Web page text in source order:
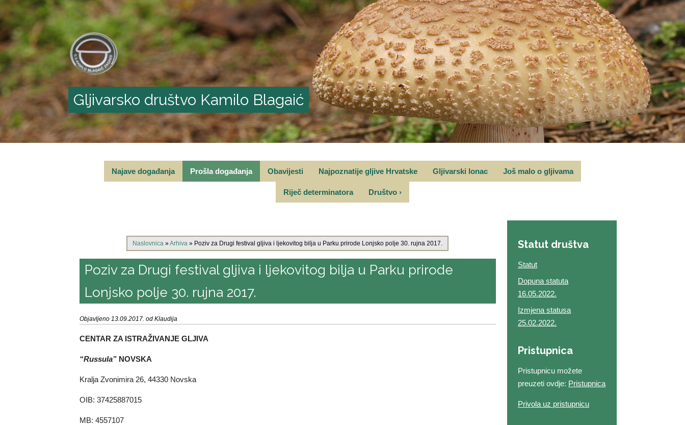
Gljivarsko društvo Kamilo Blagaić
Najave događanja Prošla događanja Obavijesti Najpoznatije gljive Hrvatske Gljivarski lonac Još malo o gljivama
Riječ determinatora Društvo ›
Naslovnica »Arhiva » Poziv za Drugi festival gljiva i ljekovitog bilja u Parku prirode Lonjsko polje 30. rujna 2017.
Poziv za Drugi festival gljiva i ljekovitog bilja u Parku prirode
Lonjsko polje 30. rujna 2017.
Objavljeno 13.09.2017. od Klaudija
CENTAR ZA ISTRAŽIVANJE GLJIVA
“Russula” NOVSKA
Kralja Zvonimira 26, 44330 Novska
OIB: 37425887015
MB: 4557107
Statut društva
Statut
Dopuna statuta
16.05.2022.
Izmjena statusa
25.02.2022.
Pristupnica
Pristupnicu možete
preuzeti ovdje: Pristupnica
Privola uz pristupnicu